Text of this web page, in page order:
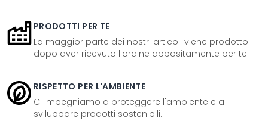
PRODOTTI PER TE
La maggior parte dei nostri articoli viene prodotto
dopo aver ricevuto l'ordine appositamente per te.
RISPETTO PER L'AMBIENTE
Ci impegniamo a proteggere l'ambiente e a
sviluppare prodotti sostenibili.